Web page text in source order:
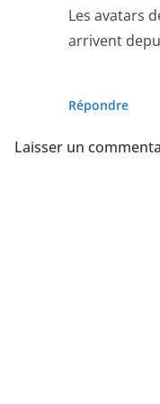
Les avatars
arrivent
Répondre
Laisser un